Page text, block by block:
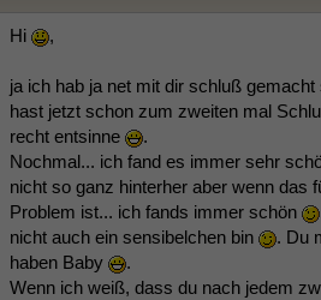
Hi ,
ja ich hab ja net mit dir schluß
hast jetzt schon zum zweiten mal
recht entsinne
.
Nochmal... ich fand es immer sehr
nicht so ganz hinterher aber wenn das
Problem ist... ich fands immer schön
nicht auch ein sensibelchen bin
. Du
haben Baby
.
Wenn ich weiß, dass du nach jedem